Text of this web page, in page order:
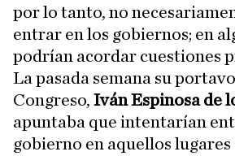
por lo tanto, no
entrar en los gobiernos; en
podrían acordar cuestiones
La pasada semana su
Congreso, Iván Espinosa de
apuntaba que intentarían
gobierno en aquellos